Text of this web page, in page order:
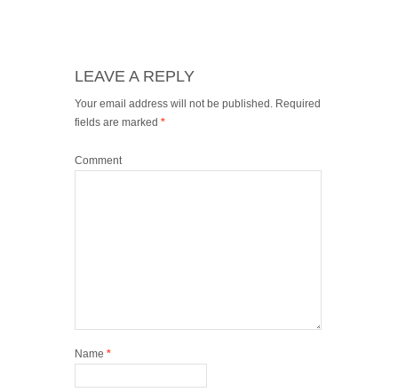
LEAVE A REPLY
Your email address will not be published. Required
fields are marked *
Comment
Name *